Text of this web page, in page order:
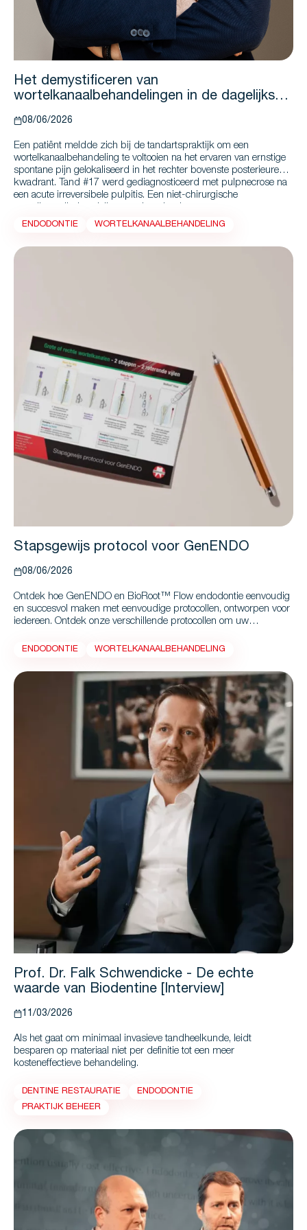
Het demystificeren van
wortelkanaalbehandelingen in de dagelijkse
instrumenten en BioRoot™ Flow*
08/06/2026
Een patiënt meldde zich bij de tandartspraktijk om een
wortelkanaalbehandeling te voltooien na het ervaren van ernstige
spontane pijn gelokaliseerd in het rechter bovenste posterieure
kwadrant. Tand #17 werd gediagnosticeerd met pulpnecrose na
een acute irreversibele pulpitis. Een niet-chirurgische
ENDODONTIE WORTELKANAALBEHANDELING
Stapsgewijs protocol voor GenENDO
08/06/2026
Ontdek hoe GenENDO en BioRoot™ Flow endodontie eenvoudig
en succesvol maken met eenvoudige protocollen, ontworpen voor
iedereen. Ontdek onze verschillende protocollen om uw
ENDODONTIE WORTELKANAALBEHANDELING
Prof. Dr. Falk Schwendicke - De echte
waarde van Biodentine [Interview]
11/03/2026
Als het gaat om minimaal invasieve tandheelkunde, leidt
besparen op materiaal niet per definitie tot een meer
kosteneffectieve behandeling.
DENTINE RESTAURATIE
ENDODONTIE
PRAKTIJK BEHEER